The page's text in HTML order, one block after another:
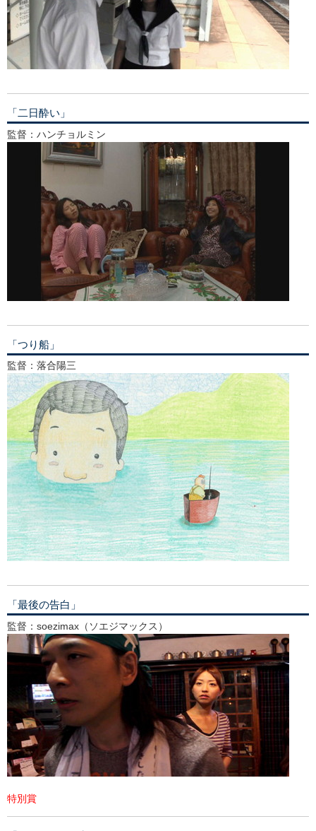
「二日酔い」
監督：ハンチョルミン
「つり船」
監督：落合陽三
「最後の告白」
監督：soezimax（ソエジマックス）
特別賞